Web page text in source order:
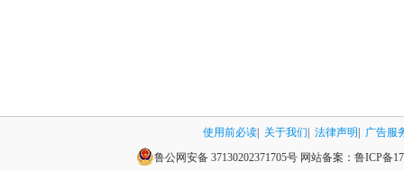
使用前必读 关于我们 法律声明
广告服
鲁公网安备 37130202371705号网站备案： 鲁ICP备